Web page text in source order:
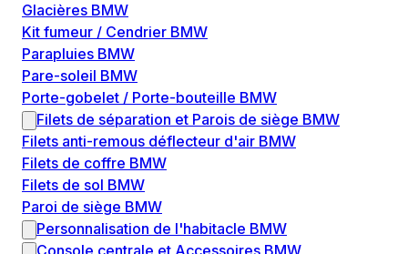
Glacières BMW
Kit fumeur / Cendrier BMW
Parapluies BMW
Pare-soleil BMW
Porte-gobelet / Porte-bouteille BMW
Filets de séparation et Parois de siège BMW
Filets anti-remous déflecteur d'air BMW
Filets de coffre BMW
Filets de sol BMW
Paroi de siège BMW
Personnalisation de l'habitacle BMW